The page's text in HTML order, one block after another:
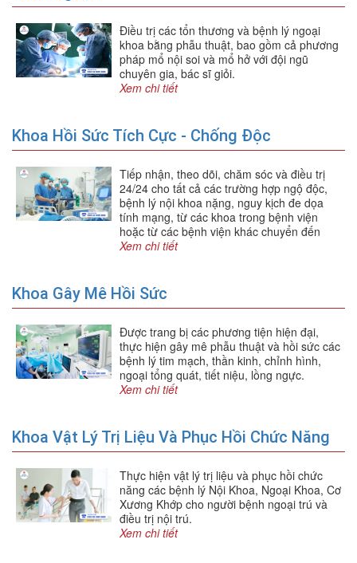
Điều trị các tổn thương và bệnh lý ngoại
khoa bằng phẫu thuật, bao gồm cả phương
pháp mổ nội soi và mổ hở với đội ngũ
chuyên gia, bác sĩ giỏi.
Xem chi tiết
Khoa Hồi Sức Tích Cực - Chống Độc
Tiếp nhận, theo dõi, chăm sóc và điều trị
24/24 cho tất cả các trường hợp ngộ độc,
bệnh lý nội khoa nặng, nguy kịch đe dọa
tính mạng, từ các khoa trong bệnh viện
hoặc từ các bệnh viện khác chuyển đến
Xem chi tiết
Khoa Gây Mê Hồi Sức
Được trang bị các phương tiện hiện đại,
thực hiện gây mê phẫu thuật và hồi sức các
bệnh lý tim mạch, thần kinh, chỉnh hình,
ngoại tổng quát, tiết niệu, lồng ngực.
Xem chi tiết
Khoa Vật Lý Trị Liệu Và Phục Hồi Chức Năng
Thực hiện vật lý trị liệu và phục hồi chức
năng các bệnh lý Nội Khoa, Ngoại Khoa, Cơ
Xương Khớp cho người bệnh ngoại trú và
điều trị nội trú.
Xem chi tiết